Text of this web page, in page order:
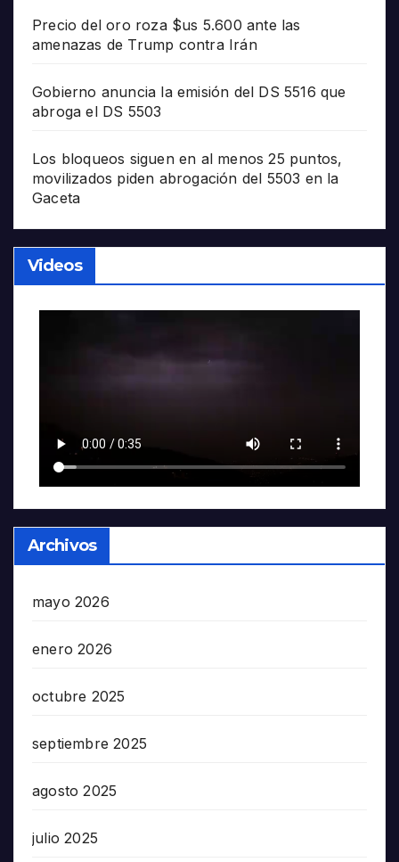
Precio del oro roza $us 5.600 ante las
amenazas de Trump contra Irán
Gobierno anuncia la emisión del DS 5516 que
abroga el DS 5503
Los bloqueos siguen en al menos 25 puntos,
movilizados piden abrogación del 5503 en la
Gaceta
Videos
Archivos
mayo 2026
enero 2026
octubre 2025
septiembre 2025
agosto 2025
julio 2025